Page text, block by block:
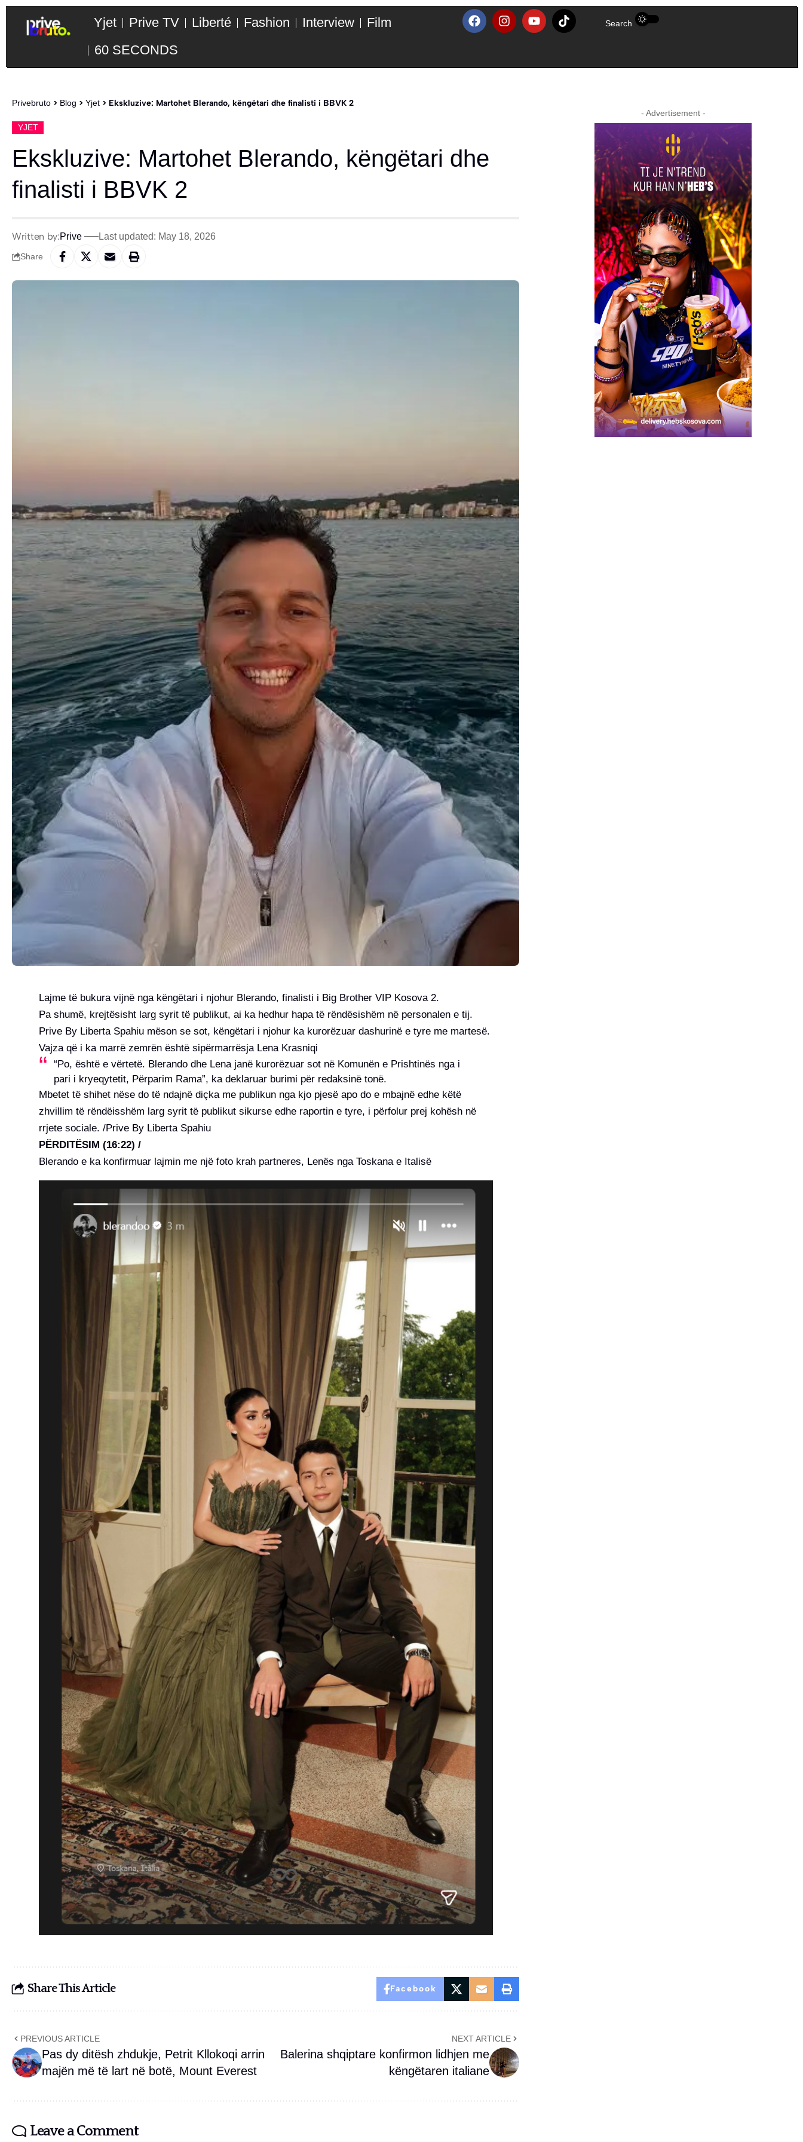
Yjet Prive TV Liberté Fashion Interview
Film
60 SECONDS
Search
Privebruto > Blog > Yjet > Ekskluzive: Martohet Blerando, këngëtari dhe finalisti i BBVK 2
YJET
Ekskluzive: Martohet Blerando, këngëtari dhe
finalisti i BBVK 2
Written by:Prive Last updated: May 18, 2026
Share
Lajme të bukura vijnë nga këngëtari i njohur Blerando, finalisti i Big Brother VIP Kosova 2.
Pa shumë, krejtësisht larg syrit të publikut, ai ka hedhur hapa të rëndësishëm në personalen e tij.
Prive By Liberta Spahiu mëson se sot, këngëtari i njohur ka kurorëzuar dashurinë e tyre me martesë.
Vajza që i ka marrë zemrën është sipërmarrësja Lena Krasniqi
“Po, është e vërtetë. Blerando dhe Lena janë kurorëzuar sot në Komunën e Prishtinës nga i
pari i kryeqytetit, Përparim Rama”, ka deklaruar burimi për redaksinë tonë.
Mbetet të shihet nëse do të ndajnë diçka me publikun nga kjo pjesë apo do e mbajnë edhe këtë
zhvillim të rëndëisshëm larg syrit të publikut sikurse edhe raportin e tyre, i përfolur prej kohësh në
rrjete sociale. /Prive By Liberta Spahiu
PËRDITËSIM (16:22) /
Blerando e ka konfirmuar lajmin me një foto krah partneres, Lenës nga Toskana e Italisë
Share This Article Facebook
PREVIOUS ARTICLE
Pas dy ditësh zhdukje, Petrit Kllokoqi arrin
majën më të lart në botë, Mount Everest
NEXT ARTICLE
Balerina shqiptare konfirmon lidhjen me
këngëtaren italiane
Leave a Comment
- Advertisement -